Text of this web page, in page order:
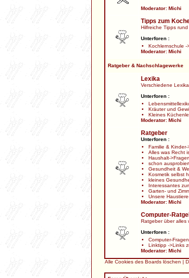
Moderator: Michi
Tipps zum
Hilfreiche Tipps
Unterforen :
Kochlernschule -
Moderator: Michi
Ratgeber & Nachschlagewerke
Lexika
Verschiedene Lexika
Unterforen :
Kräuter und
Kleines
Moderator: Michi
Ratgeber
Unterforen :
Familie & Kinder-
Alles was Recht
Haushalt->
schon
Gesundheit &
Kosmetik selbst
kleines
Interessantes
Garten- und
Unsere Haustiere
Moderator: Michi
Computer-
Ratgeber über alles
Unterforen :
Computer-Fragen
Linktipp ->Links
Moderator: Michi
Alle Cookies des Boards löschen |